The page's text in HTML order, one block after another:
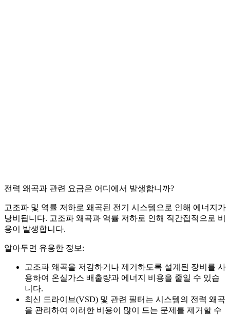
전력 왜곡과 관련 요금은 어디에서 발생합니까?
고조파 및 역률 저하로 왜곡된 전기 시스템으로 인해 에너지가
낭비됩니다. 고조파 왜곡과 역률 저하로 인해 직간접적으로 비
용이 발생합니다.
알아두면 유용한 정보:
고조파 왜곡을 저감하거나 제거하도록 설계된 장비를 사
용하여 온실가스 배출량과 에너지 비용을 줄일 수 있습
니다.
최신 드라이브(VSD) 및 관련 필터는 시스템의 전력 왜곡
을 관리하여 이러한 비용이 많이 드는 문제를 제거할 수